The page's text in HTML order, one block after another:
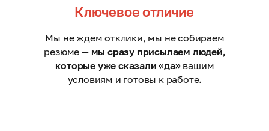
Ключевое отличие
Мы не ждем отклики, мы не собираем
резюме — мы сразу присылаем людей,
которые уже сказали «да»вашим
условиям и готовы к работе.